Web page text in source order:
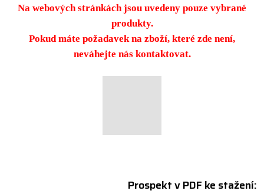
Na webových stránkách jsou uvedeny pouze vybrané
produkty.
Pokud máte požadavek na zboží, které zde není,
neváhejte nás kontaktovat.
Prospekt v PDF ke stažení: